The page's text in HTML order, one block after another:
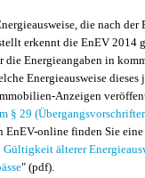
die nach
erkennt die EnEV 2014
die Energieangaben in
Energieausweise
Anzeigen
§ 29
EnEV-online finden Sie
älterer
" (pdf).